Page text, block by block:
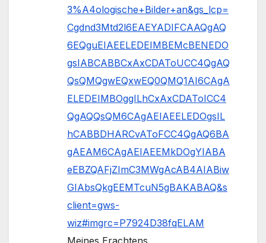
3%A4ologische+Bilder+an&gs_lcp=
Cgdnd3Mtd2l6EAEYADIFCAAQgAQ
6EQguEIAEELEDEIMBEMcBENEDO
gsIABCABBCxAxCDAToUCC4QgAQ
QsQMQgwEQxwEQ0QMQ1AI6CAgA
ELEDEIMBOggILhCxAxCDAToICC4
QgAQQsQM6CAgAEIAEELEDOgsIL
hCABBDHARCvAToFCC4QgAQ6BA
gAEAM6CAgAEIAEEMkDOgYIABA
eEBZQAFjZImC3MWgAcAB4AIABiw
GIAbsQkgEEMTcuN5gBAKABAQ&s
client=gws-
wiz#imgrc=P7924D38fqELAM
Meines Erachtens.